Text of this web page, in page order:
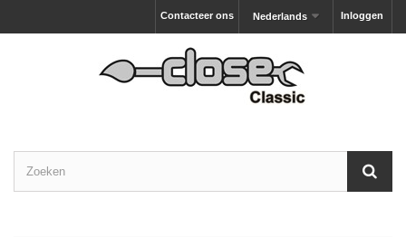
Inloggen
Nederlands
Contacteer ons